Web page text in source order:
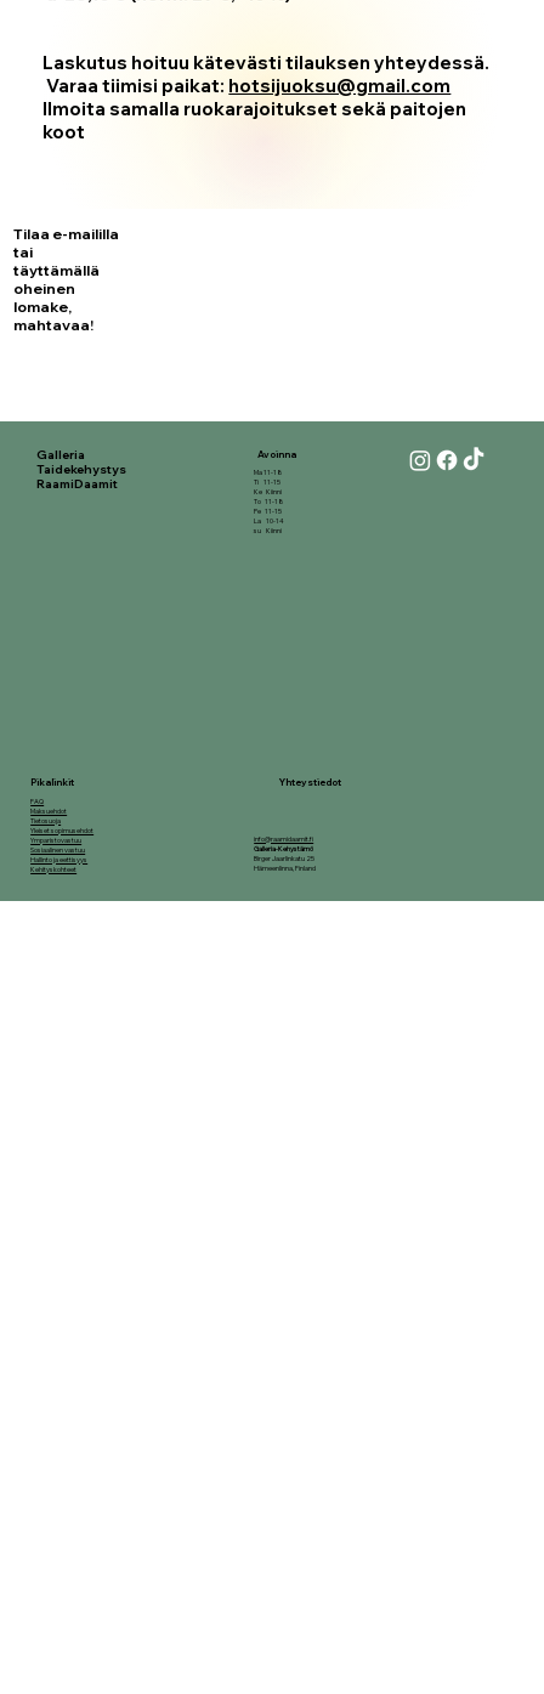
Laskutus hoituu kätevästi tilauksen yhteydessä.
Varaa tiimisi paikat: hotsijuoksu@gmail.com
Ilmoita samalla ruokarajoitukset sekä paitojen
koot
Tilaa e-maililla
tai
täyttämällä
oheinen
lomake,
mahtavaa!
Galleria
Taidekehystys
RaamiDaamit
FAQ
Maksuehdot
Tietosuoja
Yleiset sopimusehdot
Ymparistovastuu
Sosiaalinen vastuu
Hallinto ja eettisyys
Kehityskohteet
Pikalinkit Yhteystiedot
info@raamidaamit.fi
Galleria-Kehystämö
Birger Jaarlinkatu 25
Hämeenlinna, Finland
Ma 11-18
Ti 11-15
Ke Kiinni
To 11-18
Pe 11-15
La 10-14
su Kiinni
Avoinna